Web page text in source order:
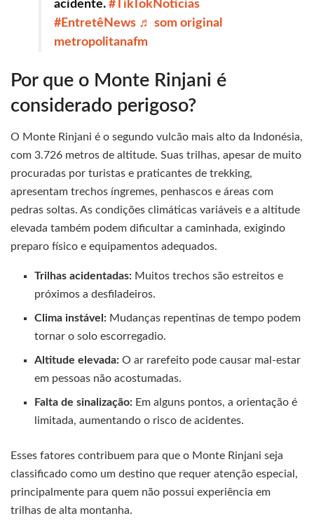
acidente. #TikTokNotícias
#EntretêNews ♬ som original
metropolitanafm
Por que o Monte Rinjani é
considerado perigoso?
O Monte Rinjani é o segundo vulcão mais alto da Indonésia,
com 3.726 metros de altitude. Suas trilhas, apesar de muito
procuradas por turistas e praticantes de trekking,
apresentam trechos íngremes, penhascos e áreas com
pedras soltas. As condições climáticas variáveis e a altitude
elevada também podem dificultar a caminhada, exigindo
preparo físico e equipamentos adequados.
Trilhas acidentadas: Muitos trechos são estreitos e
próximos a desfiladeiros.
Clima instável: Mudanças repentinas de tempo podem
tornar o solo escorregadio.
Altitude elevada: O ar rarefeito pode causar mal-estar
em pessoas não acostumadas.
Falta de sinalização: Em alguns pontos, a orientação é
limitada, aumentando o risco de acidentes.
Esses fatores contribuem para que o Monte Rinjani seja
classificado como um destino que requer atenção especial,
principalmente para quem não possui experiência em
trilhas de alta montanha.